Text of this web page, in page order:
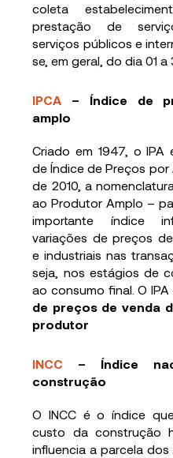
coleta
prestação de
serviços públicos e
se, em geral, do dia 01
IPCA – Índice de
amplo
Criado em 1947, o IPA
de Índice de Preços
de 2010, a
ao Produtor Amplo –
importante índice
variações de preços
e industriais nas
seja, nos estágios de
ao consumo final. O
de preços de venda
produtor
INCC – Índice
construção
O INCC é o índice
custo da construção
influencia a parcela